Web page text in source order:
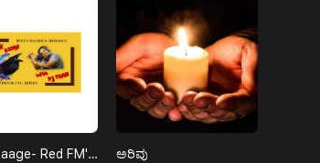
Color Kaage- Red FM''s Kannada Prank Calls ಅರಿವು